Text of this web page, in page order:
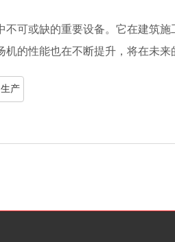
可或缺的重要设备。它在建筑
的性能也在不断提升，将在未来
生产